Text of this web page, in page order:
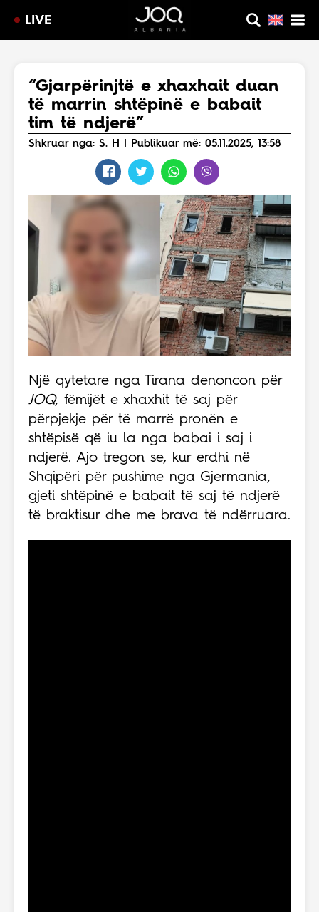
LIVE
“Gjarpërinjtë e xhaxhait duan
të marrin shtëpinë e babait
tim të ndjerë”
Shkruar nga: S. H | Publikuar më: 05.11.2025, 13:58
Një qytetare nga Tirana denoncon për
JOQ, fëmijët e xhaxhit të saj për
përpjekje për të marrë pronën e
shtëpisë që iu la nga babai i saj i
ndjerë. Ajo tregon se, kur erdhi në
Shqipëri për pushime nga Gjermania,
gjeti shtëpinë e babait të saj të ndjerë
të braktisur dhe me brava të ndërruara.